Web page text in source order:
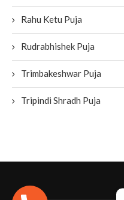
Rahu Ketu Puja
Rudrabhishek Puja
Trimbakeshwar Puja
Tripindi Shradh Puja